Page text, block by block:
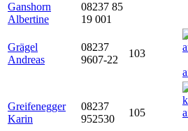
Ganshorn
Albertine
08237 85
19 001
Grägel
Andreas
08237
9607-22
103
Greifenegger
Karin
08237
952530
105